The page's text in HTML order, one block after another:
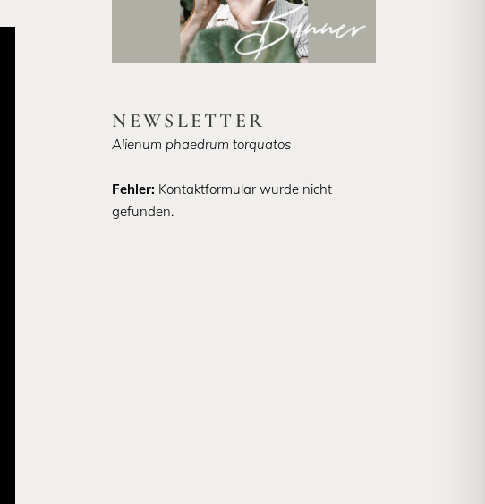
NEWSLETTER
Alienum phaedrum torquatos
Fehler: Kontaktformular wurde nicht
gefunden.